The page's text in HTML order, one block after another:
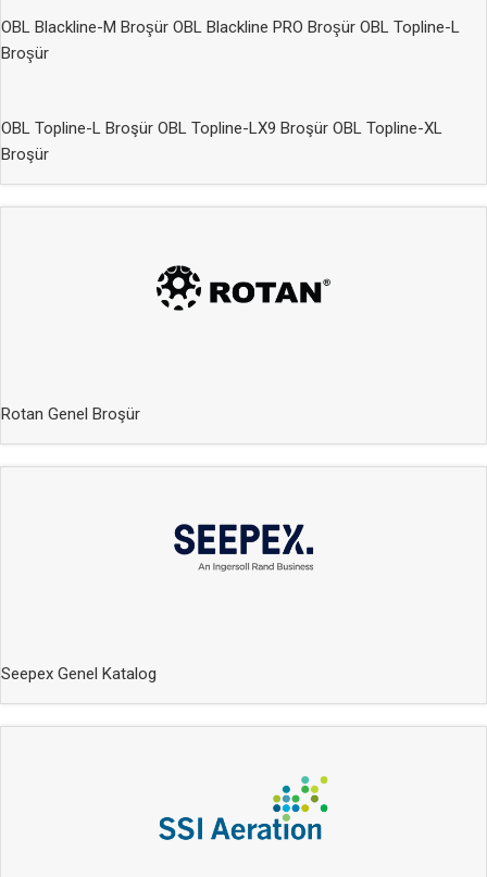
OBL Blackline-M Broşür OBL Blackline PRO Broşür OBL Topline-L
Broşür
OBL Topline-L Broşür OBL Topline-LX9 Broşür OBL Topline-XL
Broşür
Rotan Genel Broşür
Seepex Genel Katalog